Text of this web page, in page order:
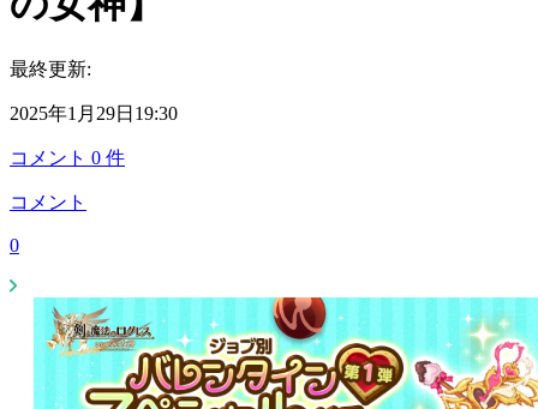
最終更新:
2025年1月29日19:30
コメント 0 件
コメント
0